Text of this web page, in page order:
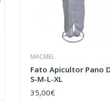
MACMEL
Fato Apicultor Pano
S-M-L-XL
35,00€
COMPRAR